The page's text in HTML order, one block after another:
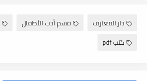
دار المعارف قسم أدب الأطفال
كتب pdf